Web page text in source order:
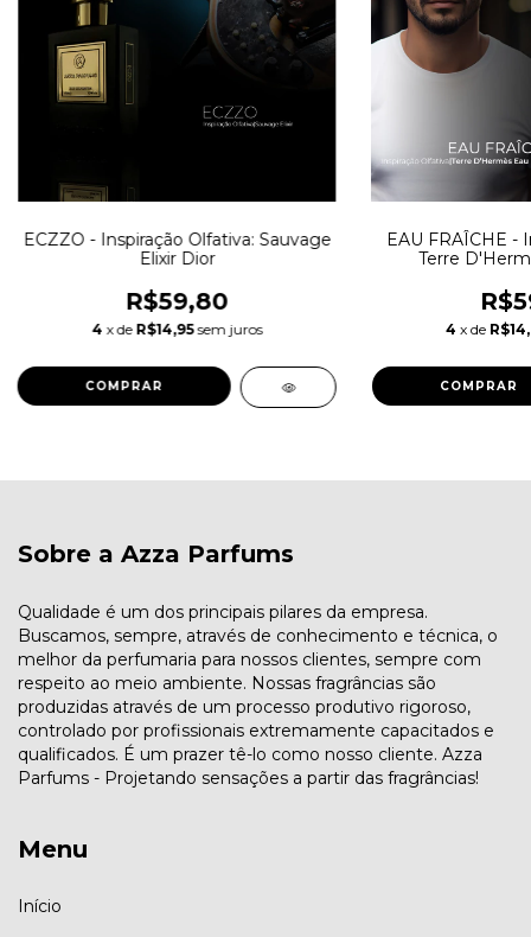
ECZZO - Inspiração Olfativa: Sauvage
Elixir Dior
R$59,80
4 x de R$14,95 sem juros
COMPRAR
EAU FRAÎCHE -
Terre
4 x de
COMPRAR
Sobre a Azza Parfums
Qualidade é um dos principais pilares da empresa.
Buscamos, sempre, através de conhecimento e técnica, o
melhor da perfumaria para nossos clientes, sempre com
respeito ao meio ambiente. Nossas fragrâncias são
produzidas através de um processo produtivo rigoroso,
controlado por profissionais extremamente capacitados e
qualificados. É um prazer tê-lo como nosso cliente. Azza
Parfums - Projetando sensações a partir das fragrâncias!
Menu
Início